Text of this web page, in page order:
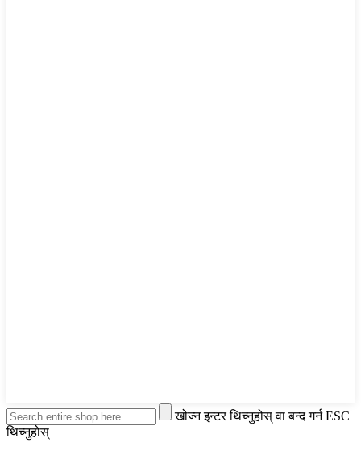
खोज्न इन्टर थिच्नुहोस् वा बन्द गर्न ESC
थिच्नुहोस्